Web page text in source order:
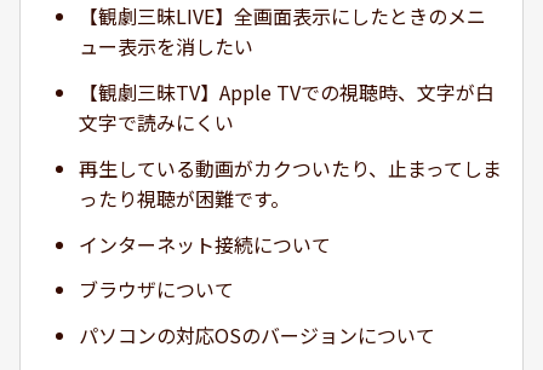
【観劇三昧LIVE】全画面表示にしたときのメニ
ュー表示を消したい
【観劇三昧TV】Apple TVでの視聴時、文字が白
文字で読みにくい
再生している動画がカクついたり、止まってしま
ったり視聴が困難です。
インターネット接続について
ブラウザについて
パソコンの対応OSのバージョンについて